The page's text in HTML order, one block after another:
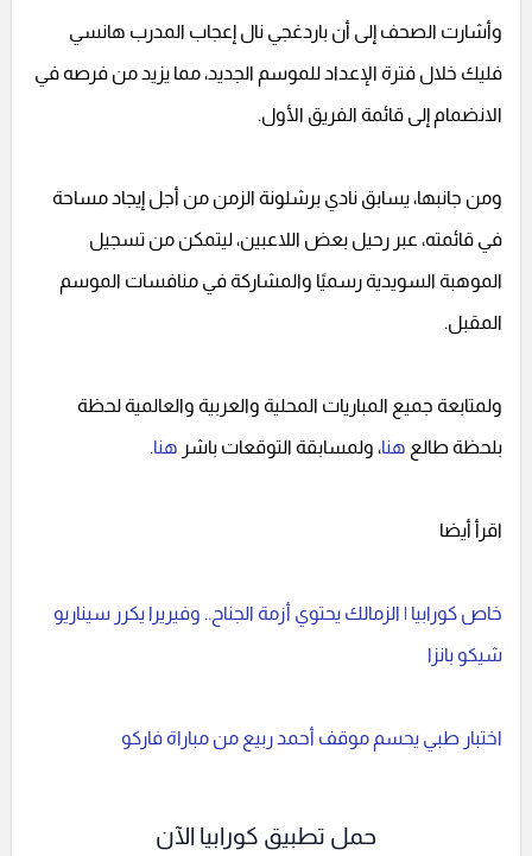
وأشارت الصحف إلى أن باردغجي نال إعجاب المدرب هانسي
فليك خلال فترة الإعداد للموسم الجديد، مما يزيد من فرصه في
الانضمام إلى قائمة الفريق الأول.
ومن جانبها، يسابق نادي برشلونة الزمن من أجل إيجاد مساحة
في قائمته، عبر رحيل بعض اللاعبين، ليتمكن من تسجيل
الموهبة السويدية رسميًا والمشاركة في منافسات الموسم
المقبل.
ولمتابعة جميع المباريات المحلية والعربية والعالمية لحظة
بلحظة طالع هنا، ولمسابقة التوقعات باشر هنا.
اقرأ أيضا
خاص كورابيا | الزمالك يحتوي أزمة الجناح.. وفيريرا يكرر سيناريو
شيكو بانزا
اختبار طبي يحسم موقف أحمد ربيع من مباراة فاركو
حمل تطبيق كورابيا الآن